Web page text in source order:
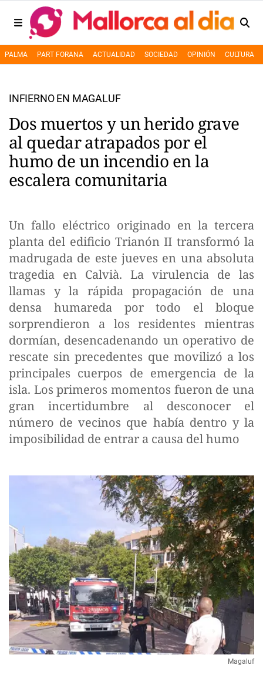
PALMA PART FORANA ACTUALIDAD SOCIEDAD OPINIÓN CULTURA
INFIERNO EN MAGALUF
Dos muertos y un herido grave
al quedar atrapados por el
humo de un incendio en la
escalera comunitaria
Un fallo eléctrico originado en la tercera
planta del edificio Trianón II transformó la
madrugada de este jueves en una absoluta
tragedia en Calvià. La virulencia de las
llamas y la rápida propagación de una
densa humareda por todo el bloque
sorprendieron a los residentes mientras
dormían, desencadenando un operativo de
rescate sin precedentes que movilizó a los
principales cuerpos de emergencia de la
isla. Los primeros momentos fueron de una
gran incertidumbre al desconocer el
número de vecinos que había dentro y la
imposibilidad de entrar a causa del humo
Magaluf